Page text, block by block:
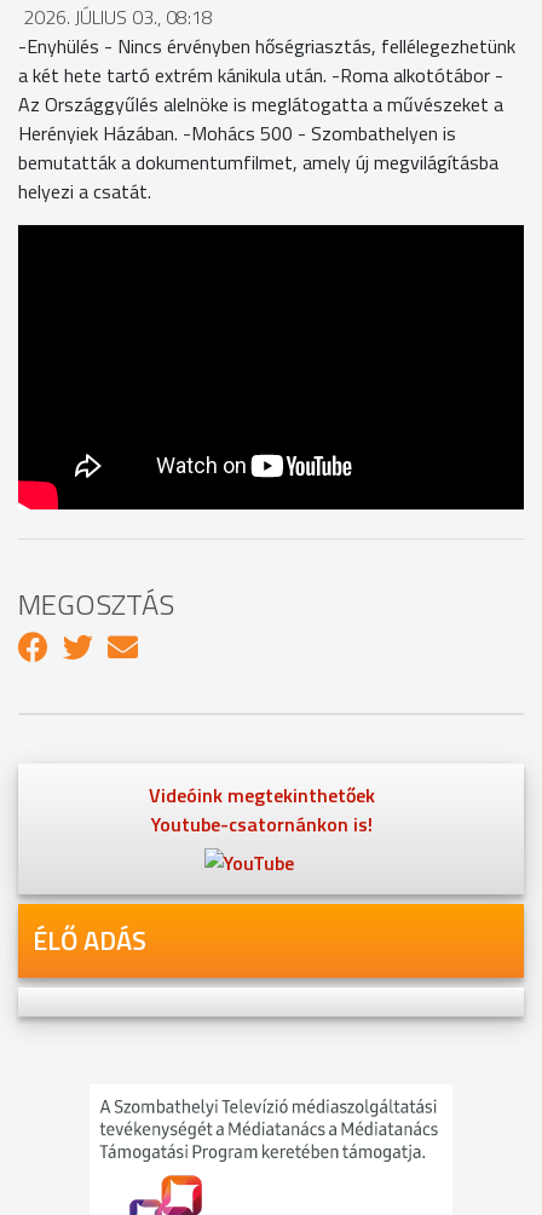
2026. JÚLIUS 03., 08:18
-Enyhülés - Nincs érvényben hőségriasztás, fellélegezhetünk
a két hete tartó extrém kánikula után. -Roma alkotótábor -
Az Országgyűlés alelnöke is meglátogatta a művészeket a
Herényiek Házában. -Mohács 500 - Szombathelyen is
bemutatták a dokumentumfilmet, amely új megvilágításba
helyezi a csatát.
MEGOSZTÁS
Videóink megtekinthetőek
Youtube-csatornánkon is!
ÉLŐ ADÁS